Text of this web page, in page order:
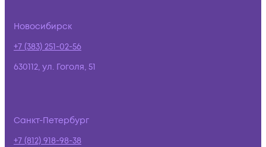
Новосибирск
+7 (383) 251-02-56
630112, ул. Гоголя, 51
Санкт-Петербург
+7 (812) 918-98-38